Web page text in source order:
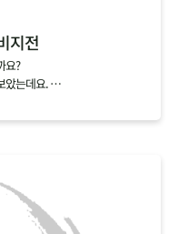
지전
요?
았는데요.